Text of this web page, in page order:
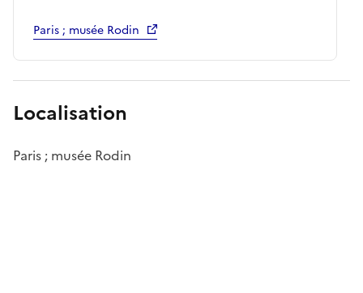
Paris ; musée Rodin
Localisation
Paris ; musée Rodin